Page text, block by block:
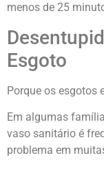
menos de 25
Esgoto
Porque os esgotos
Em algumas
vaso sanitário é
problema em